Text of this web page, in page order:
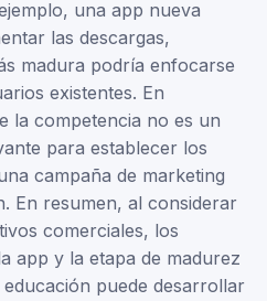
una app nueva
las descargas,
madura podría enfocarse
existentes. En
la competencia no es un
para establecer los
campaña de marketing
En resumen, al considerar
comerciales, los
app y la etapa de madurez
puede desarrollar